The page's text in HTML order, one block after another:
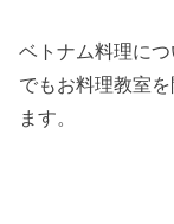
ベトナム料理に
でもお料理教室
ます。